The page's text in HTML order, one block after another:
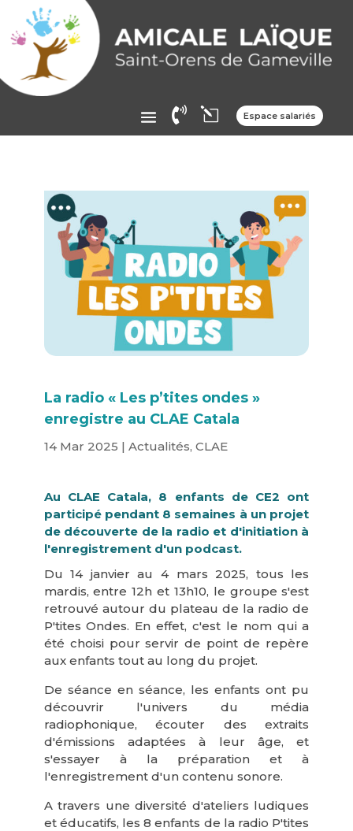
 l Espace salariés
La radio « Les p’tites ondes »
enregistre au CLAE Catala
14 Mar 2025 | Actualités, CLAE
Au CLAE Catala, 8 enfants de CE2 ont
participé pendant 8 semaines à un projet
de découverte de la radio et d'initiation à
l'enregistrement d'un podcast.
Du 14 janvier au 4 mars 2025, tous les
mardis, entre 12h et 13h10, le groupe s'est
retrouvé autour du plateau de la radio de
P'tites Ondes. En effet, c'est le nom qui a
été choisi pour servir de point de repère
aux enfants tout au long du projet.
De séance en séance, les enfants ont pu
découvrir l'univers du média
radiophonique, écouter des extraits
d'émissions adaptées à leur âge, et
s'essayer à la préparation et à
l'enregistrement d'un contenu sonore.
A travers une diversité d'ateliers ludiques
et éducatifs, les 8 enfants de la radio P'tites